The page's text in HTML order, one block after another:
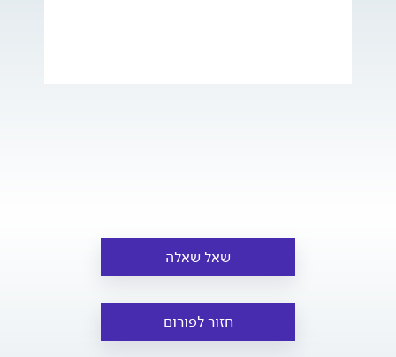
שאל שאלה
חזור לפורום